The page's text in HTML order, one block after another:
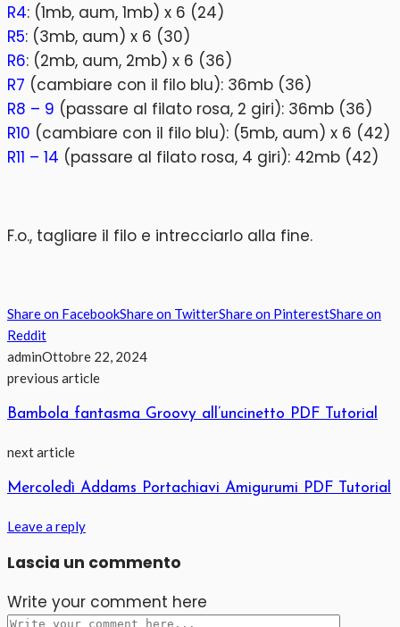
R4: (1mb, aum, 1mb) x 6 (24)
R5: (3mb, aum) x 6 (30)
R6: (2mb, aum, 2mb) x 6 (36)
R7 (cambiare con il filo blu): 36mb (36)
R8 – 9 (passare al filato rosa, 2 giri): 36mb (36)
R10 (cambiare con il filo blu): (5mb, aum) x 6 (42)
R11 – 14 (passare al filato rosa, 4 giri): 42mb (42)
F.o., tagliare il filo e intrecciarlo alla fine.
Share on FacebookShare on TwitterShare on PinterestShare on
Reddit
adminOttobre 22, 2024
previous article
Bambola fantasma Groovy all’uncinetto PDF Tutorial
next article
Mercoledì Addams Portachiavi Amigurumi PDF Tutorial
Leave a reply
Lascia un commento
Write your comment here